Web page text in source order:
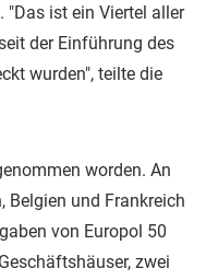
ist ein Viertel aller
der Einführung des
wurden", teilte die
worden. An
Belgien und Frankreich
von Europol 50
zwei